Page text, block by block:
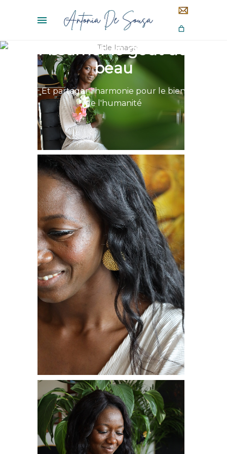
Assumer le goût du
beau
Et partager l'harmonie pour le bien
de l'humanité